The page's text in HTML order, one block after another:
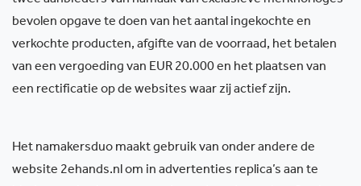
bevolen opgave te doen van het aantal ingekochte en
verkochte producten, afgifte van de voorraad, het betalen
van een vergoeding van EUR 20.000 en het plaatsen van
een rectificatie op de websites waar zij actief zijn.
Het namakersduo maakt gebruik van onder andere de
website 2ehands.nl om in advertenties replica’s aan te